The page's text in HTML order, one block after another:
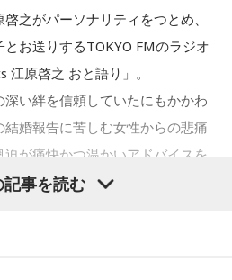
けなかった自分を恥じるべき。
される彼女も気の毒ですね。
いうことってなかなか……本当に
ようなことをされている女性
て、国家公務員が安心して働け
材を国家公務員として採用した
事に関するルール作りを通し
を担っています」と説明しま
で法案や制度を作る人たち”という
之がパーソナリティをつとめ、
お送りするTOKYO FMのラジオ
原啓之 おと語り」。
い絆を信頼していたにもかかわ
婚報告に苦しむ女性からの悲痛
が痛快かつ温かいアドバイスを
記事を読む